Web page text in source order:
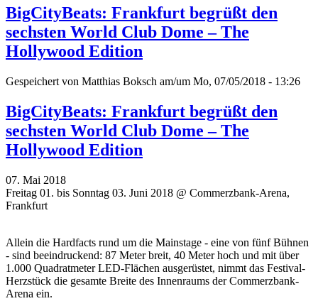
BigCityBeats: Frankfurt begrüßt den
sechsten World Club Dome – The
Hollywood Edition
Gespeichert von Matthias Boksch am/um Mo, 07/05/2018 - 13:26
BigCityBeats: Frankfurt begrüßt den
sechsten World Club Dome – The
Hollywood Edition
07. Mai 2018
Freitag 01. bis Sonntag 03. Juni 2018 @ Commerzbank-Arena,
Frankfurt
Allein die Hardfacts rund um die Mainstage - eine von fünf Bühnen
- sind beeindruckend: 87 Meter breit, 40 Meter hoch und mit über
1.000 Quadratmeter LED-Flächen ausgerüstet, nimmt das Festival-
Herzstück die gesamte Breite des Innenraums der Commerzbank-
Arena ein.